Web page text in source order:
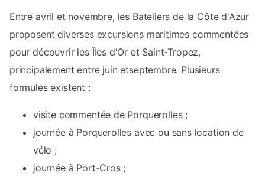
Entre avril et novembre, les Bateliers de la Côte d'Azur
proposent diverses excursions maritimes commentées
pour découvrir les Îles d'Or et Saint-Tropez,
principalement entre juin etseptembre. Plusieurs
formules existent :
visite commentée de Porquerolles ;
journée à Porquerolles avec ou sans location de
vélo ;
journée à Port-Cros ;